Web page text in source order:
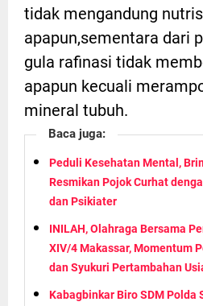
tidak mengandung
apapun,sementara dari
gula rafinasi tidak
apapun kecuali
mineral tubuh.
Baca juga:
Peduli Kesehatan Mental,
Resmikan Pojok Curhat
dan Psikiater
INILAH, Olahraga Bersama
XIV/4 Makassar, Momentum
dan Syukuri Pertambahan
Kabagbinkar Biro SDM Polda